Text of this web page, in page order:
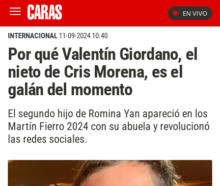
EN VIVO
INTERNACIONAL 11-09-2024 10:40
Por qué Valentín Giordano, el
nieto de Cris Morena, es el
galán del momento
El segundo hijo de Romina Yan apareció en los
Martín Fierro 2024 con su abuela y revolucionó
las redes sociales.